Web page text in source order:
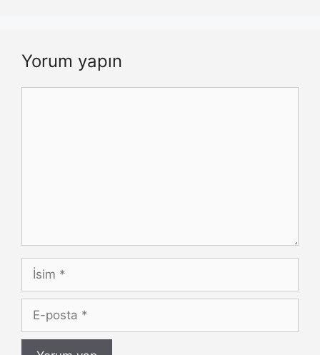
Yorum yapın
İsim
posta